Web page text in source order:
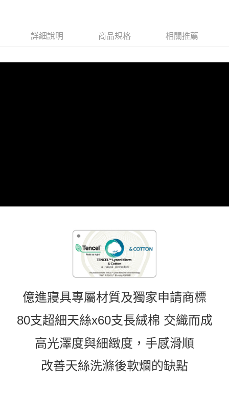
每筆NT$150，滿NT$1,399(含以上)免運費
詳細說明 商品規格 相關推薦
億進寢具專屬材質及獨家申請商標
80支超細天絲x60支長絨棉 交織而成
高光澤度與細緻度，手感滑順
改善天絲洗滌後軟爛的缺點